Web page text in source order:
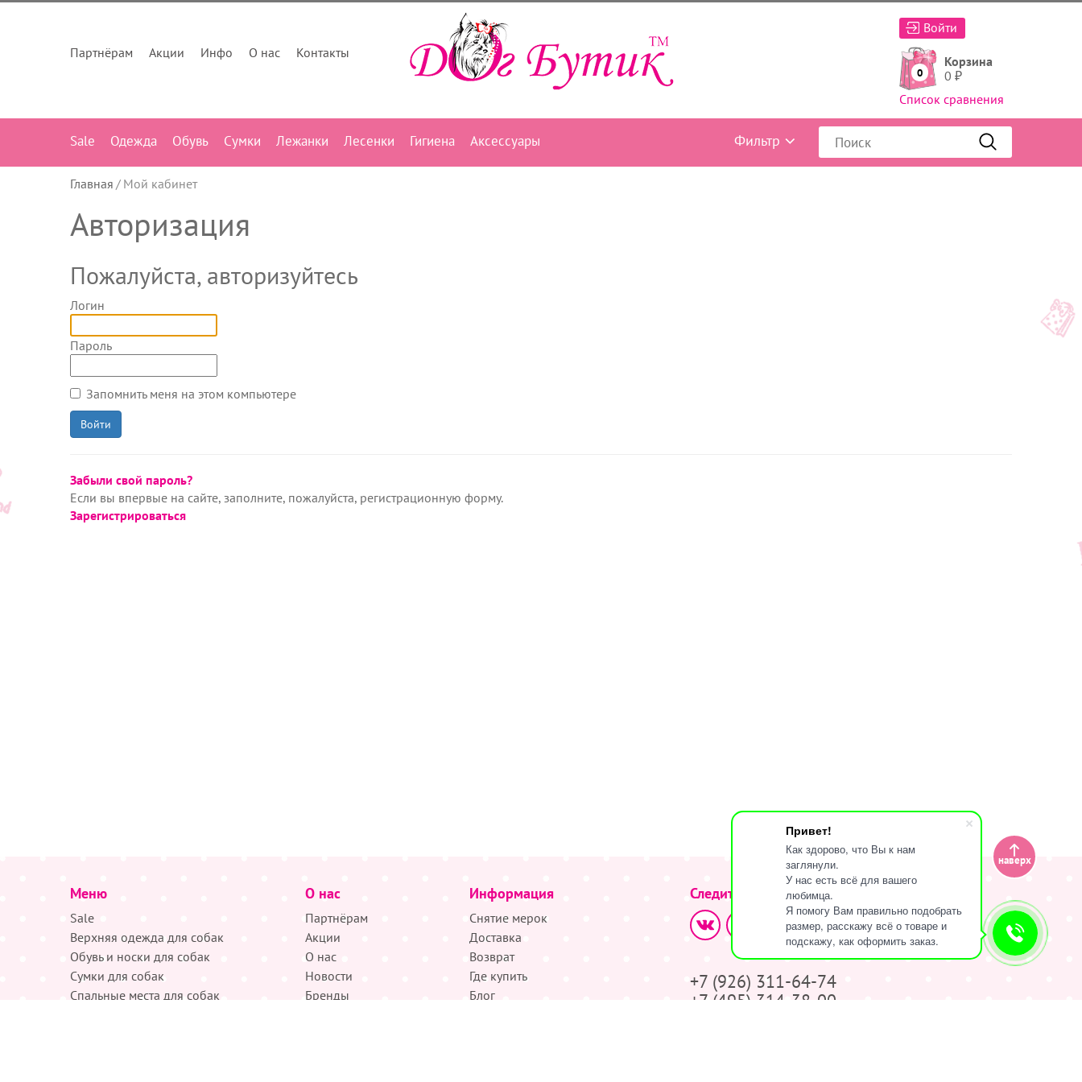
Привет!
Как здорово, что Вы к нам
заглянули.
У нас есть всё для вашего
любимца.
Я помогу Вам правильно подобрать
размер, расскажу всё о товаре и
подскажу, как оформить заказ.
Партнёрам Акции Инфо О нас Контакты
Войти
0
Корзина
0 ₽
Список сравнения
Sale Одежда Обувь Сумки Лежанки Лесенки Гигиена Аксессуары Фильтр
Главная Мой кабинет
Авторизация
Пожалуйста, авторизуйтесь
Логин
Пароль
Запомнить меня на этом компьютере
Забыли свой пароль?
Если вы впервые на сайте, заполните, пожалуйста, регистрационную форму.
Зарегистрироваться
Меню
Sale
Верхняя одежда для собак
Обувь и носки для собак
Сумки для собак
Спальные места для собак
О нас
Партнёрам
Акции
О нас
Новости
Бренды
Информация
Снятие мерок
Доставка
Возврат
Где купить
Блог
Следите за нами
+7 (926) 311-64-74
+7 (495) 314-38-00
наверх